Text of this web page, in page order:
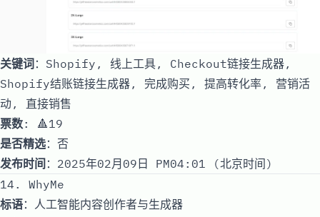
关键词：Shopify, 线上工具, Checkout链接生成器,
Shopify结账链接生成器, 完成购买, 提高转化率, 营销活
动, 直接销售
票数: 🔺19
是否精选：否
发布时间 ：2025年02月09日 PM04:01 (北京时间)
14. WhyMe
标语：人工智能内容创作者与生成器